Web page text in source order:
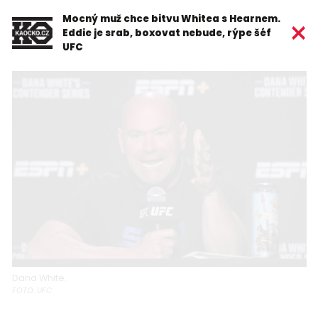
Mocný muž chce bitvu Whitea s Hearnem.
Eddie je srab, boxovat nebude, rýpe šéf
UFC